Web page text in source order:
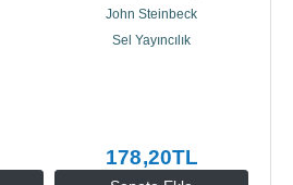
John Steinbeck
Sel Yayıncılık
178,20TL